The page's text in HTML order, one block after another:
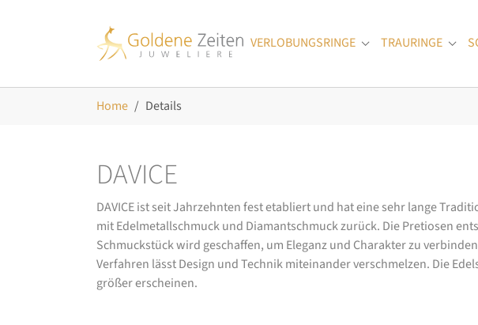
VERLOBUNGSRINGE
Submenu for
TRAURINGE
Home Details
DAVICE
DAVICE ist seit Jahrzehnten fest etabliert und hat eine sehr lange
mit Edelmetallschmuck und Diamantschmuck zurück. Die Pretiosen
Schmuckstück wird geschaffen, um Eleganz und Charakter zu
Verfahren lässt Design und Technik miteinander verschmelzen. Die
größer erscheinen.